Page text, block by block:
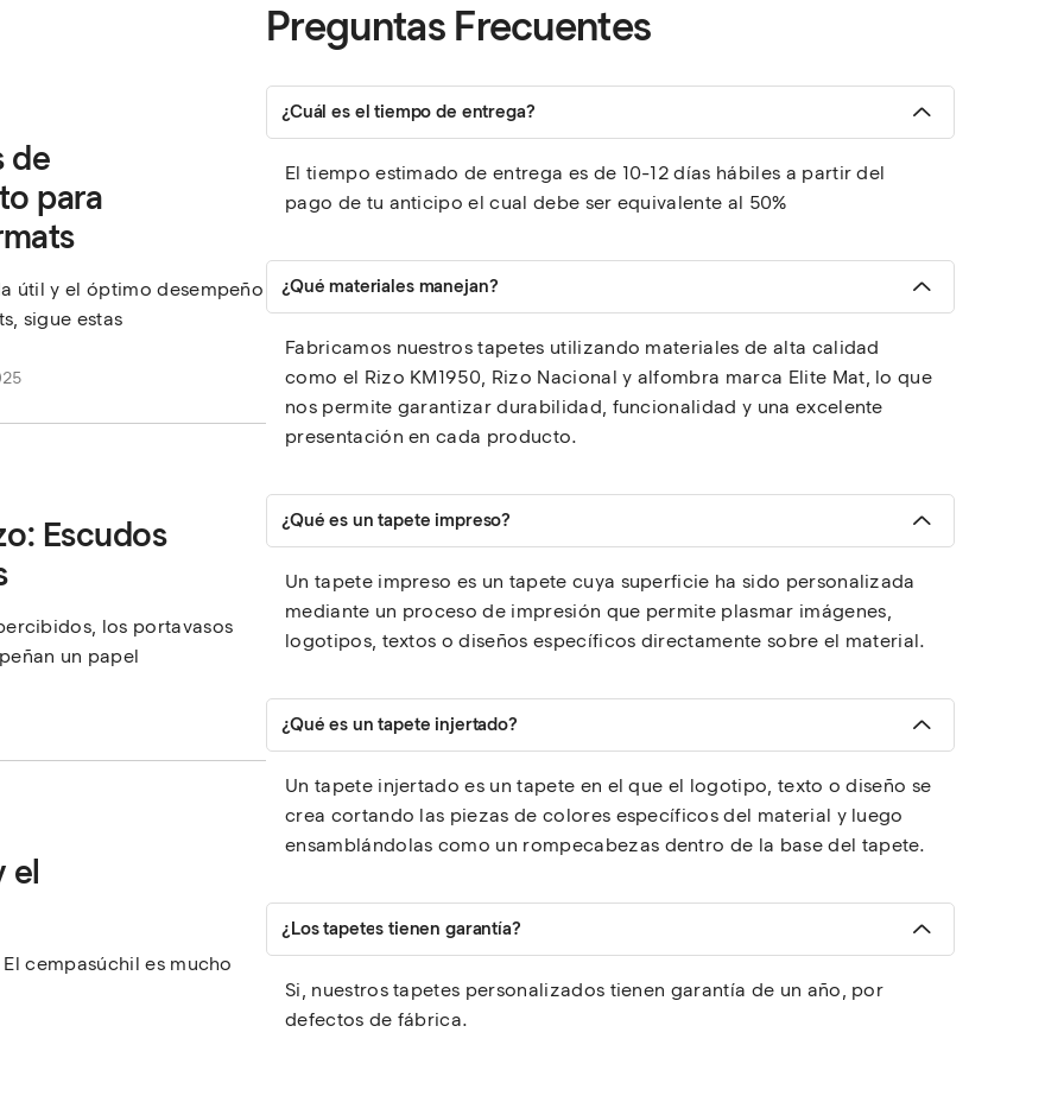
de
para
útil y el óptimo desempeño
sigue estas
Escudos
los portavasos
un papel
el
cempasúchil es mucho
Preguntas Frecuentes
¿Cuál es el tiempo de entrega?
El tiempo estimado de entrega es de 10-12 días hábiles a partir del
pago de tu anticipo el cual debe ser equivalente al 50%
¿Qué materiales manejan?
Fabricamos nuestros tapetes utilizando materiales de alta calidad
como el Rizo KM1950, Rizo Nacional y alfombra marca Elite Mat, lo que
nos permite garantizar durabilidad, funcionalidad y una excelente
presentación en cada producto.
¿Qué es un tapete impreso?
Un tapete impreso es un tapete cuya superficie ha sido personalizada
mediante un proceso de impresión que permite plasmar imágenes,
logotipos, textos o diseños específicos directamente sobre el material.
¿Qué es un tapete injertado?
Un tapete injertado es un tapete en el que el logotipo, texto o diseño se
crea cortando las piezas de colores específicos del material y luego
ensamblándolas como un rompecabezas dentro de la base del tapete.
¿Los tapetes tienen garantía?
Si, nuestros tapetes personalizados tienen garantía de un año, por
defectos de fábrica.